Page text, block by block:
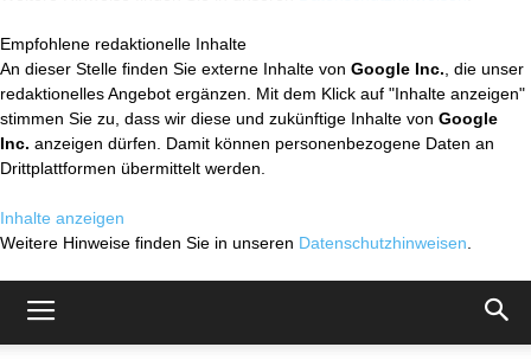
Empfohlene redaktionelle Inhalte
An dieser Stelle finden Sie externe Inhalte von Google Inc. , die unser
redaktionelles Angebot ergänzen. Mit dem Klick auf "Inhalte anzeigen"
stimmen Sie zu, dass wir diese und zukünftige Inhalte von Google
Inc. anzeigen dürfen. Damit können personenbezogene Daten an
Drittplattformen übermittelt werden.
Inhalte anzeigen
Weitere Hinweise finden Sie in unseren Datenschutzhinweisen